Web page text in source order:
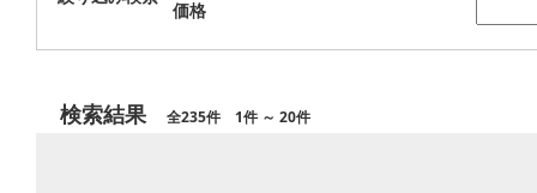
価格
検索結果 全235件 1件 ～ 20件